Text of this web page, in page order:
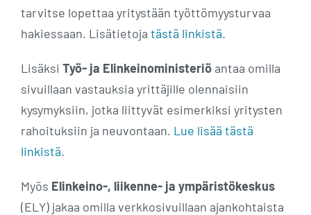
tarvitse lopettaa yritystään työttömyysturvaa
hakiessaan. Lisätietoja tästä linkistä.
Lisäksi Työ- ja Elinkeinoministeriö antaa omilla
sivuillaan vastauksia yrittäjille olennaisiin
kysymyksiin, jotka liittyvät esimerkiksi yritysten
rahoituksiin ja neuvontaan. Lue lisää tästä
linkistä.
Myös Elinkeino-, liikenne- ja ympäristökeskus
(ELY) jakaa omilla verkkosivuillaan ajankohtaista